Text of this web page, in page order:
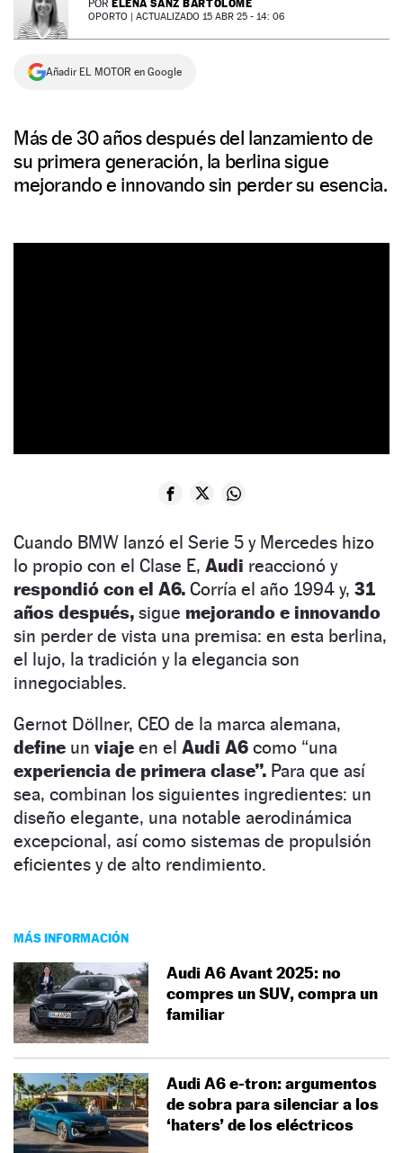
NEWSLETTER
SÍGUENOS
POR ELENA SANZ BARTOLOMÉ
OPORTO | ACTUALIZADO 15 ABR 25 - 14: 06
Añadir EL MOTOR en Google
Más de 30 años después del lanzamiento de
su primera generación, la berlina sigue
mejorando e innovando sin perder su esencia.
Cuando BMW lanzó el Serie 5 y Mercedes hizo
lo propio con el Clase E, Audi reaccionó y
respondió con el A6. Corría el año 1994 y, 31
años después, sigue mejorando e innovando
sin perder de vista una premisa: en esta berlina,
el lujo, la tradición y la elegancia son
innegociables.
Gernot Döllner, CEO de la marca alemana,
define un viaje en el Audi A6 como “una
experiencia de primera clase”. Para que así
sea, combinan los siguientes ingredientes: un
diseño elegante, una notable aerodinámica
excepcional, así como sistemas de propulsión
eficientes y de alto rendimiento.
MÁS INFORMACIÓN
Audi A6 Avant 2025: no
compres un SUV, compra un
familiar
Audi A6 e-tron: argumentos
de sobra para silenciar a los
‘haters’ de los eléctricos